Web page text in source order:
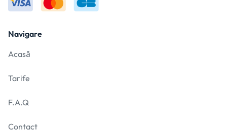
Navigare
Acasă
Tarife
F.A.Q
Contact